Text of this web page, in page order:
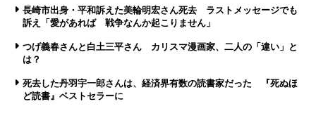
長崎市出身・平和訴えた美輪明宏さん死去 ラストメッセージでも
訴え「愛があれば 戦争なんか起こりません」
つげ義春さんと白土三平さん カリスマ漫画家、二人の「違い」と
は？
死去した丹羽宇一郎さんは、経済界有数の読書家だった 『死ぬほ
ど読書』ベストセラーに